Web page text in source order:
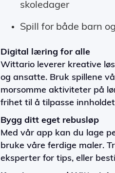
skoledager
Spill for både barn
Digital læring for alle
Wittario leverer kreative
og ansatte. Bruk spillene
morsomme aktiviteter på
frihet til å tilpasse
Bygg ditt eget rebusløp
Med vår app kan du lage
bruke våre ferdige maler.
eksperter for tips, eller